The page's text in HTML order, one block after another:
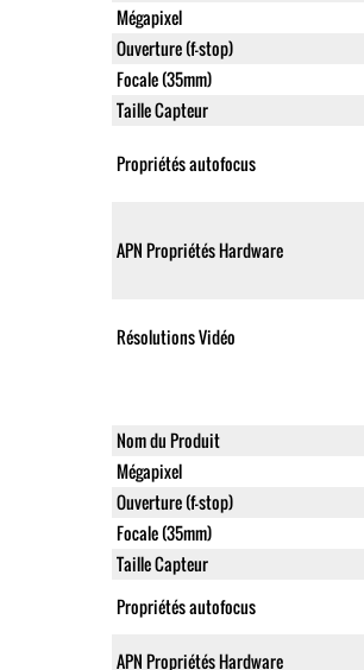
Mégapixel
Ouverture (f-stop)
Focale (35mm)
Taille Capteur
Propriétés autofocus
APN Propriétés Hardware
Résolutions Vidéo
Nom du Produit
Mégapixel
Ouverture (f-stop)
Focale (35mm)
Taille Capteur
Propriétés autofocus
APN Propriétés Hardware